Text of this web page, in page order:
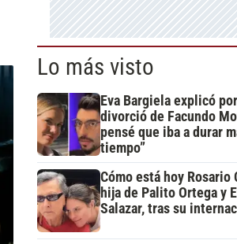
Lo más visto
Eva Bargiela explicó
divorció de Facundo
pensé que iba a durar
tiempo”
Cómo está hoy Rosario
hija de Palito Ortega y
Salazar, tras su